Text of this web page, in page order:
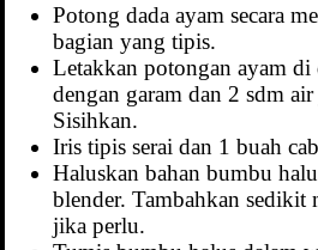
Potong dada ayam secara
bagian yang tipis.
Letakkan potongan ayam
dengan garam dan 2 sdm
Sisihkan.
Iris tipis serai dan 1 buah
Haluskan bahan bumbu
blender. Tambahkan
jika perlu.